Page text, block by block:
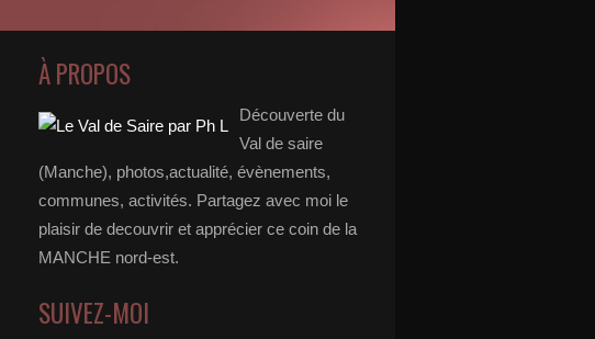
À PROPOS
Découverte du
Val de saire
(Manche), photos,actualité, évènements,
communes, activités. Partagez avec moi le
plaisir de decouvrir et apprécier ce coin de la
MANCHE nord-est.
SUIVEZ-MOI